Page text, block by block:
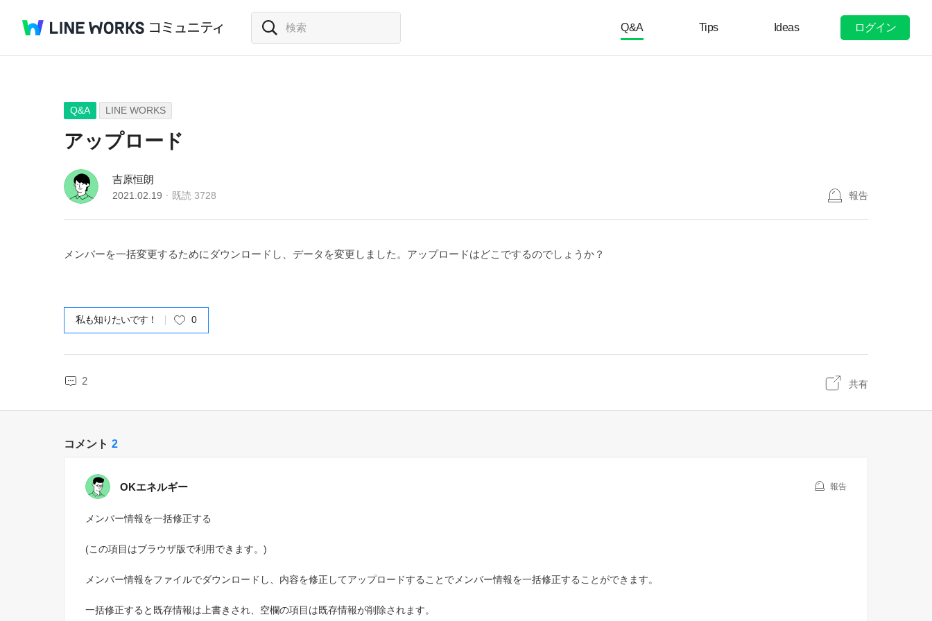
Q&A Tips Ideas ログイン
Q&A LINE WORKS
アップロード
吉原恒朗
2021.02.19 既読 3728 報告
メンバーを一括変更するためにダウンロードし、データを変更しました。アップロードはどこでするのでしょうか？
私も知りたいです！ 0
2 共有
コメント 2
OKエネルギー 報告
メンバー情報を一括修正する
(この項目はブラウザ版で利用できます。)
メンバー情報をファイルでダウンロードし、内容を修正してアップロードすることでメンバー情報を一括修正することができます。
一括修正すると既存情報は上書きされ、空欄の項目は既存情報が削除されます。